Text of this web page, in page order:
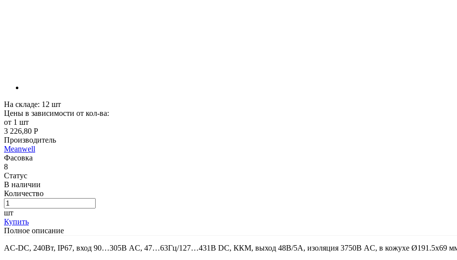
На складе: 12 шт
Цены в зависимости от кол-ва:
от 1 шт
3 226,80 Р
Производитель
Meanwell
Фасовка
8
Статус
В наличии
Количество
шт
Купить
Полное описание
AC-DC, 240Вт, IP67, вход 90…305В AC, 47…63Гц/127…431В DC, ККМ, выход 48В/5А, изоляция 3750В AC, в кожухе Ø191.5х69